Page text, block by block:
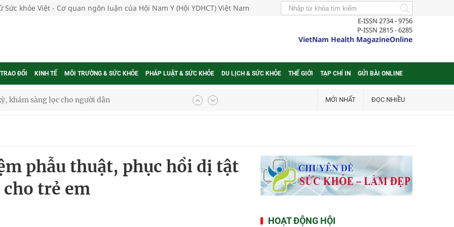
Sức khỏe Việt - Cơ quan ngôn luận của Hội Nam Y (Hội YDHCT) Việt Nam
E-ISSN 2734 - 9756
P-ISSN 2815 - 6285
VietNam Health MagazineOnline
ĐỔI KINH TẾ MÔI TRƯỜNG & SỨC KHỎE PHÁP LUẬT & SỨC KHỎE DU LỊCH & SỨC KHỎE THẾ GIỚI TẠP CHÍ IN GỬI BÀI ONLINE
cực hiệu quả
thực tế
ung thư
MỚI NHẤT ĐỌC NHIỀU
phẫu thuật, phục hồi dị tật
trẻ em
HOẠT ĐỘNG HỘI